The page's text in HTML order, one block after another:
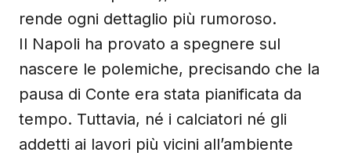
rende ogni dettaglio più rumoroso.
Il Napoli ha provato a spegnere sul
nascere le polemiche, precisando che la
pausa di Conte era stata pianificata da
tempo. Tuttavia, né i calciatori né gli
addetti ai lavori più vicini all’ambiente